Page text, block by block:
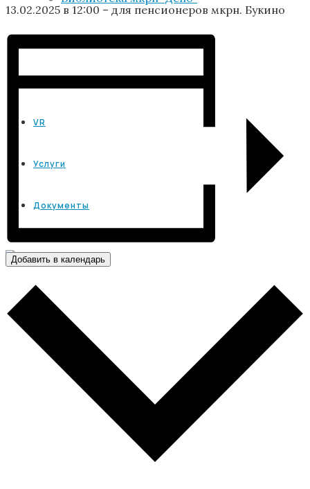
VR
Услуги
Документы
13.02.2025 в 12:00 – для пенсионеров мкрн. Букино
Добавить в календарь